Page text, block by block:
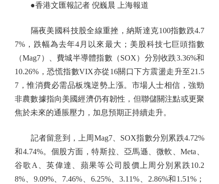
●香港文匯報記者 倪巍晨 上海報道
隔夜美國科技股全線重挫，納斯達克100指數跌4.7
7%，跌幅為去年4月以來最大；美股科技七巨頭指數
（Mag7）、費城半導體指數（SOX）分別收跌3.36%和
10.26%，恐慌指數VIX亦從16關口下方震盪走升至21.5
7，惟消費必需品板塊逆勢上漲。市場人士相信，強勁
非農數據指向美國經濟仍有韌性，但聯儲關注點或更聚
焦於未來的通脹壓力，加息預期正持續走升。
記者留意到，上周Mag7、SOX指數分別累跌4.72%
和4.74%。個股方面，特斯拉、亞馬遜、微軟、Meta、
谷歌A、英偉達、蘋果等公司股價上周分別累跌10.2
8%、9.09%、7.46%、6.25%、3.11%、2.86%和1.51%；